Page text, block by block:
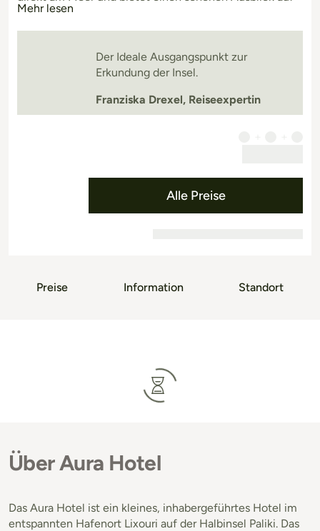
die Bucht von Argostoli. Der kleine Ortskern mit einer
Auswahl an Cafés Restaurant und Tavernas ist nur
Mehr lesen
Der Ideale Ausgangspunkt zur
Erkundung der Insel.
Franziska Drexel, Reiseexpertin
Alle Preise
Preise Information Standort
Über Aura Hotel
Das Aura Hotel ist ein kleines, inhabergeführtes Hotel im
entspannten Hafenort Lixouri auf der Halbinsel Paliki. Das